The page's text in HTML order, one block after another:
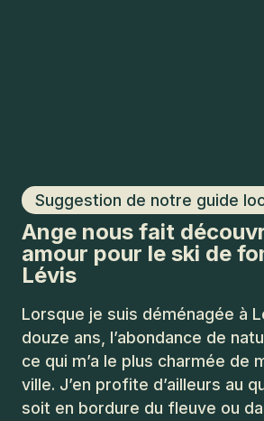
Suggestion de notre guide
Ange nous fait
amour pour le ski de
Lévis
Lorsque je suis déménagée à
douze ans, l’abondance de
ce qui m’a le plus charmée de
ville. J’en profite d’ailleurs au
soit en bordure du fleuve ou